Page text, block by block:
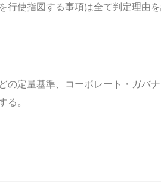
使指図する事項は全て判定理由
定量基準、コーポレート・ガバ
る。